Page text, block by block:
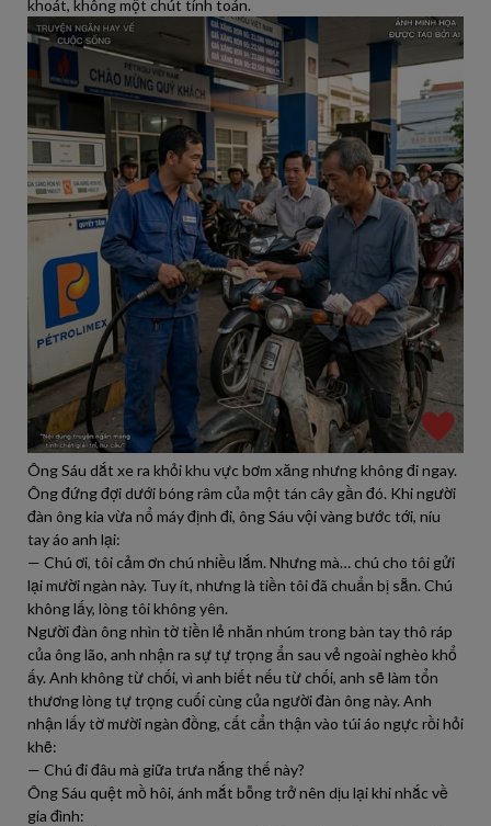
khoát, không một chút tính toán.
Ông Sáu dắt xe ra khỏi khu vực bơm xăng nhưng không đi ngay.
Ông đứng đợi dưới bóng râm của một tán cây gần đó. Khi người
đàn ông kia vừa nổ máy định đi, ông Sáu vội vàng bước tới, níu
tay áo anh lại:
— Chú ơi, tôi cảm ơn chú nhiều lắm. Nhưng mà… chú cho tôi gửi
lại mười ngàn này. Tuy ít, nhưng là tiền tôi đã chuẩn bị sẵn. Chú
không lấy, lòng tôi không yên.
Người đàn ông nhìn tờ tiền lẻ nhăn nhúm trong bàn tay thô ráp
của ông lão, anh nhận ra sự tự trọng ẩn sau vẻ ngoài nghèo khổ
ấy. Anh không từ chối, vì anh biết nếu từ chối, anh sẽ làm tổn
thương lòng tự trọng cuối cùng của người đàn ông này. Anh
nhận lấy tờ mười ngàn đồng, cất cẩn thận vào túi áo ngực rồi hỏi
khẽ:
— Chú đi đâu mà giữa trưa nắng thế này?
Ông Sáu quệt mồ hôi, ánh mắt bỗng trở nên dịu lại khi nhắc về
gia đình: